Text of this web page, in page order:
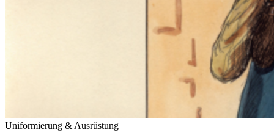
Uniformierung & Ausrüstung